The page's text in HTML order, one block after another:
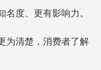
度、更有影响力。
为清楚，消费者了解